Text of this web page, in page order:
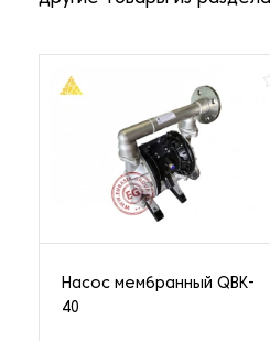
Насос мембранный QBK-
40